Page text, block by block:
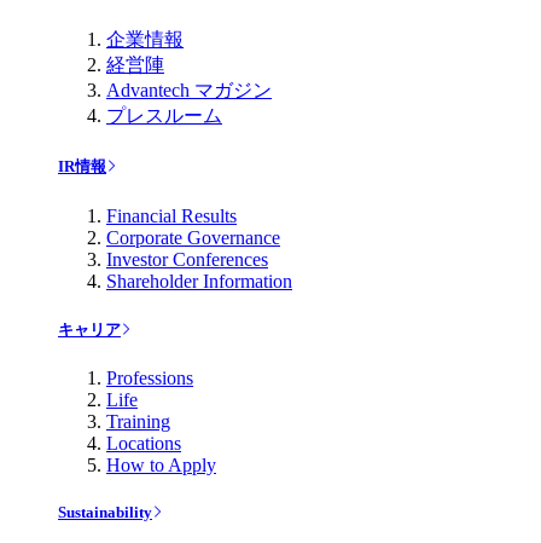
企業情報
経営陣
Advantech マガジン
プレスルーム
IR情報
Financial Results
Corporate Governance
Investor Conferences
Shareholder Information
キャリア
Professions
Life
Training
Locations
How to Apply
Sustainability